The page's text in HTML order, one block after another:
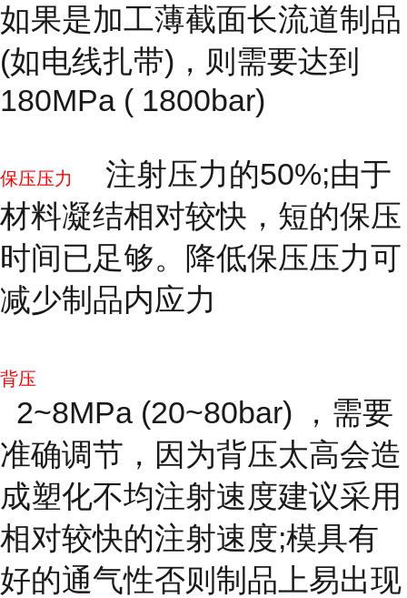
如果是加工薄截面长流道制品
(如电线扎带)，则需要达到
180MPa ( 1800bar)
保压压力
注射压力的50%;由于
材料凝结相对较快，短的保压
时间已足够。降低保压压力可
减少制品内应力
背压
2~8MPa (20~80bar) ，需要
准确调节，因为背压太高会造
成塑化不均注射速度建议采用
相对较快的注射速度;模具有
好的通气性否则制品上易出现